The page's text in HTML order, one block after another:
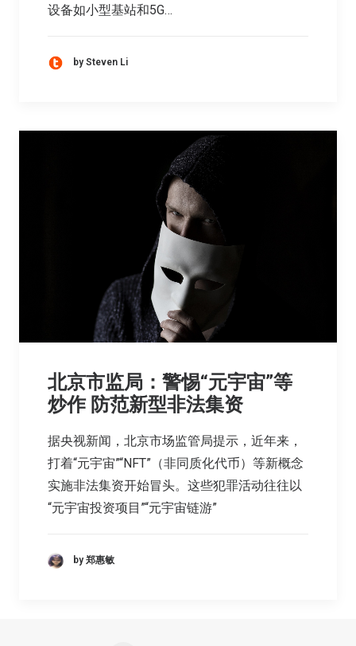
设备如小型基站和5G…
by Steven Li
北京市监局：警惕“元宇宙”等
炒作 防范新型非法集资
据央视新闻，北京市场监管局提示，近年来，
打着“元宇宙”“NFT”（非同质化代币）等新概念
实施非法集资开始冒头。这些犯罪活动往往以
“元宇宙投资项目”“元宇宙链游”
by 郑惠敏